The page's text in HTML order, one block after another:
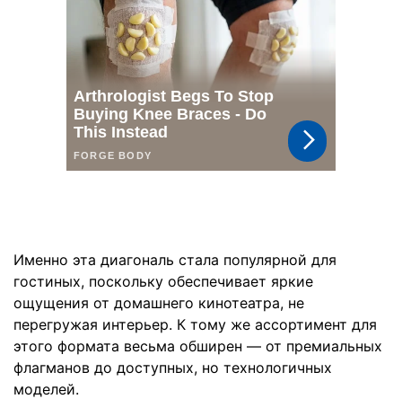
Именно эта диагональ стала популярной для
гостиных, поскольку обеспечивает яркие
ощущения от домашнего кинотеатра, не
перегружая интерьер. К тому же ассортимент для
этого формата весьма обширен — от премиальных
флагманов до доступных, но технологичных
моделей.